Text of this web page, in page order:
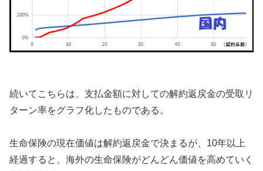
続いてこちらは、支払金額に対しての解約返戻金の受取リ
ターン率をグラフ化したものである。
生命保険の現在価値は解約返戻金で決まるが、10年以上
経過すると、海外の生命保険がどんどん価値を高めていく